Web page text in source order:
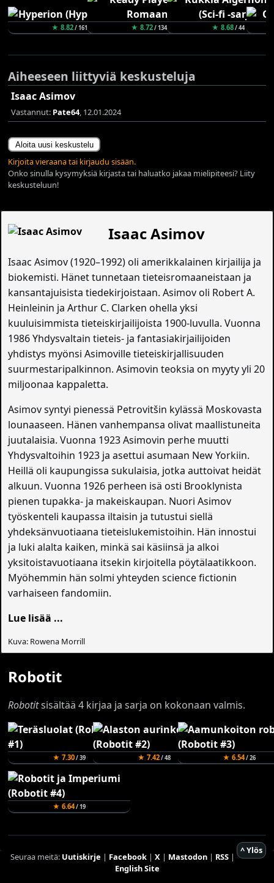
★ 8.82/ 161 ★ 8.72/ 134 ★ 8.68/ 44
Aiheeseen liittyviä keskusteluja
Isaac Asimov
Vastannut: Pate64, 12.01.2024
Aloita uusi keskustelu
Kirjoita vieraana tai kirjaudu sisään.
Onko sinulla kysymyksiä kirjasta tai haluatko jakaa mielipiteesi? Liity
keskusteluun!
Isaac Asimov
Isaac Asimov (1920–1992) oli amerikkalainen kirjailija ja
biokemisti. Hänet tunnetaan tieteisromaaneistaan ja
kansantajuisista tiedekirjoistaan. Asimov oli Robert A.
Heinleinin ja Arthur C. Clarken ohella yksi
kuuluisimmista tieteiskirjailijoista 1900-luvulla. Vuonna
1986 Yhdysvaltain tieteis- ja fantasiakirjailijoiden
yhdistys myönsi Asimoville tieteiskirjallisuuden
suurmestaripalkinnon. Asimovin teoksia on myyty yli 20
miljoonaa kappaletta.
Asimov syntyi pienessä Petrovitšin kylässä Moskovasta
lounaaseen. Hänen vanhempansa olivat maallistuneita
juutalaisia. Vuonna 1923 Asimovin perhe muutti
Yhdysvaltoihin 1923 ja asettui asumaan New Yorkiin.
Heillä oli kaupungissa sukulaisia, jotka auttoivat heidät
alkuun. Vuonna 1926 perheen isä osti Brooklynista
pienen tupakka- ja makeiskaupan. Nuori Asimov
työskenteli kaupassa iltaisin ja tutustui siellä
yhdeksänvuotiaana tieteislukemistoihin. Hän innostui
ja luki alalta kaiken, minkä sai käsiinsä ja alkoi
yksitoistavuotiaana itsekin kirjoitella pöytälaatikkoon.
Myöhemmin hän solmi yhteyden science fictionin
varhaiseen fandomiin.
Lue lisää ...
Kuva: Rowena Morrill
Robotit
Robotitsisältää 4 kirjaa ja sarja on kokonaan valmis.
★ 7.30/ 39 ★ 7.42/ 48 ★ 6.54/ 26
★ 6.64/ 19
^ Ylös
Seuraa meitä: Uutiskirje | Facebook| X| Mastodon| RSS|
English Site